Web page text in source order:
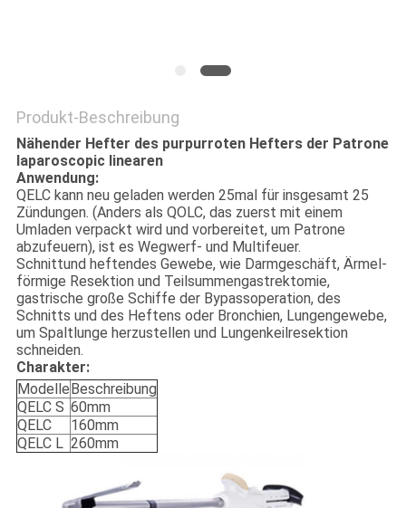
Produkt-Beschreibung
Nähender Hefter des purpurroten Hefters der Patrone
laparoscopic linearen
Anwendung:
QELC kann neu geladen werden 25mal für insgesamt 25
Zündungen. (Anders als QOLC, das zuerst mit einem
Umladen verpackt wird und vorbereitet, um Patrone
abzufeuern), ist es Wegwerf- und Multifeuer.
Schnittund heftendes Gewebe, wie Darmgeschäft, Ärmel-
förmige Resektion und Teilsummengastrektomie,
gastrische große Schiffe der Bypassoperation, des
Schnitts und des Heftens oder Bronchien, Lungengewebe,
um Spaltlunge herzustellen und Lungenkeilresektion
schneiden.
Charakter:
Modelle Beschreibung
QELC S 60mm
QELC
160mm
QELC L 260mm